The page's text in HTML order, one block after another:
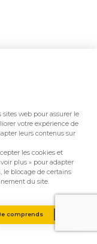
sites web pour assurer le
votre expérience de
leurs contenus sur
les cookies et
plus » pour adapter
le blocage de certains
du site.
comprends